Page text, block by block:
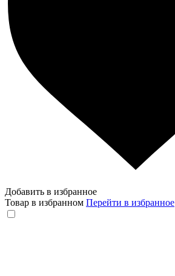
Добавить в избранное
Товар в избранном Перейти в избранное